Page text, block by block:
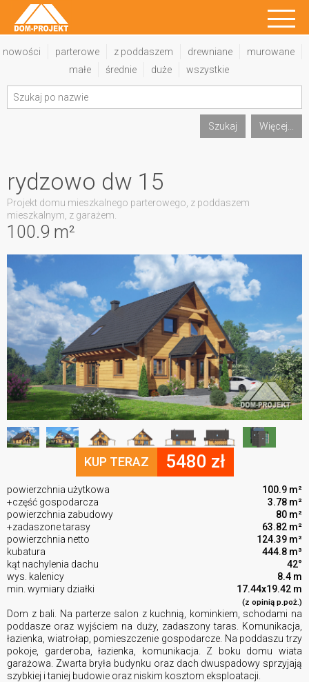
nowości parterowe z poddaszem drewniane
murowane
małe
średnie duże wszystkie
Szukaj Więcej...
100.9 m²
rydzowo dw 15
Projekt domu mieszkalnego parterowego, z poddaszem
mieszkalnym, z garażem.
KUP TERAZ 5480 zł
powierzchnia użytkowa
100.9 m²
+część gospodarcza
3.78 m²
powierzchnia zabudowy
80 m²
+zadaszone tarasy
63.82 m²
powierzchnia netto
124.39 m²
kubatura
444.8 m³
kąt nachylenia dachu
42°
wys. kalenicy
8.4 m
min. wymiary działki
17.44x19.42 m
(z opinią p.poż.)
Dom z bali. Na parterze salon z kuchnią, kominkiem, schodami na
poddasze oraz wyjściem na duży, zadaszony taras. Komunikacja,
łazienka, wiatrołap, pomieszczenie gospodarcze. Na poddaszu trzy
pokoje, garderoba, łazienka, komunikacja. Z boku domu wiata
garażowa. Zwarta bryła budynku oraz dach dwuspadowy sprzyjają
szybkiej i taniej budowie oraz niskim kosztom eksploatacji.